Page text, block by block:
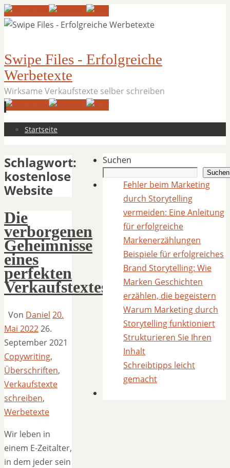
Swipe Files - Erfolgreiche
Werbetexte
Wirksame Verkaufstexte selber schreiben
Zum
springen
Startseite
Schlagwort:
kostenlose
Website
Die
verborgenen
Geheimnisse
eines
perfekten
Verkaufstextes.
Von Daniel 20.
Mai 202226.
September 2021
Copywriting,
Überschriften,
Verkaufstexte
schreiben,
Werbetexte
Wir leben in
einem E-Zeitalter,
in dem jeder sein
Suchen
Suchen
Fehler beim Marketing
durch Storytelling
vermeiden: Eine Anleitung
für erfolgreiche
Markenerzählungen
Beispiele für erfolgreiches
Brand Storytelling: Wie
Marken Geschichten
erzählen, die begeistern
Warum Marketing durch
Storytelling funktioniert
Strukturieren Sie Ihren
Inhalt
Schreibtipps leicht
gemacht